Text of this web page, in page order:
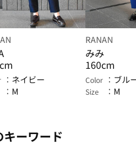
ネイビー
M
RANAN
みみ
160cm
Color ブル
Size M
キーワード